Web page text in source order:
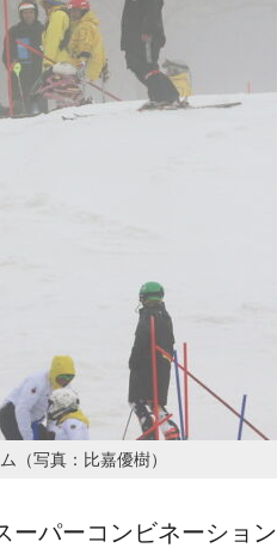
（写真：比嘉優樹）
ーパーコンビネーション